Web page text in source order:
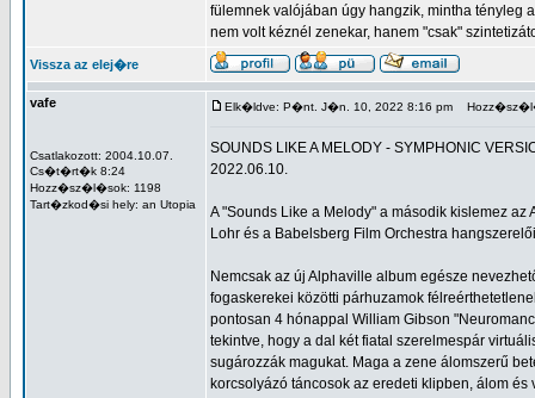
fülemnek valójában úgy hangzik, mintha tényleg
nem volt kéznél zenekar, hanem "csak"
Vissza az elej�re
vafe
Csatlakozott: 2004.10.07.
Cs�t�rt�k 8:24
Hozz�sz�l�sok: 1198
Tart�zkod�si hely: an Utopia
Elk�ldve: P�nt. J�n. 10, 2022 8:16 pm
SOUNDS LIKE A MELODY - SYMPHONIC
2022.06.10.
A "Sounds Like a Melody" a második kislemez
Lohr és a Babelsberg Film Orchestra
Nemcsak az új Alphaville album egésze
fogaskerekei közötti párhuzamok
pontosan 4 hónappal William Gibson
tekintve, hogy a dal két fiatal szerelmespár
sugározzák magukat. Maga a zene álomszerű
korcsolyázó táncosok az eredeti klipben, álom és